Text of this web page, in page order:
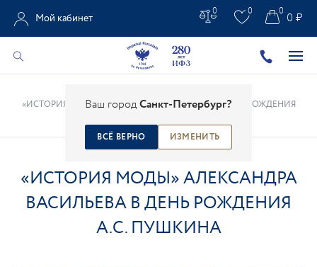
Ваш городСанкт-Петербург?
ВСЁ ВЕРНО ИЗМЕНИТЬ
Мой кабинет
0 0 0 ₽
0
«ИСТОРИЯ МОДЫ» АЛЕКСАНДРА ВАСИЛЬЕВА В ДЕНЬ РОЖДЕНИЯ
«ИСТОРИЯ МОДЫ» АЛЕКСАНДРА
ВАСИЛЬЕВА В ДЕНЬ РОЖДЕНИЯ
А.С. ПУШКИНА